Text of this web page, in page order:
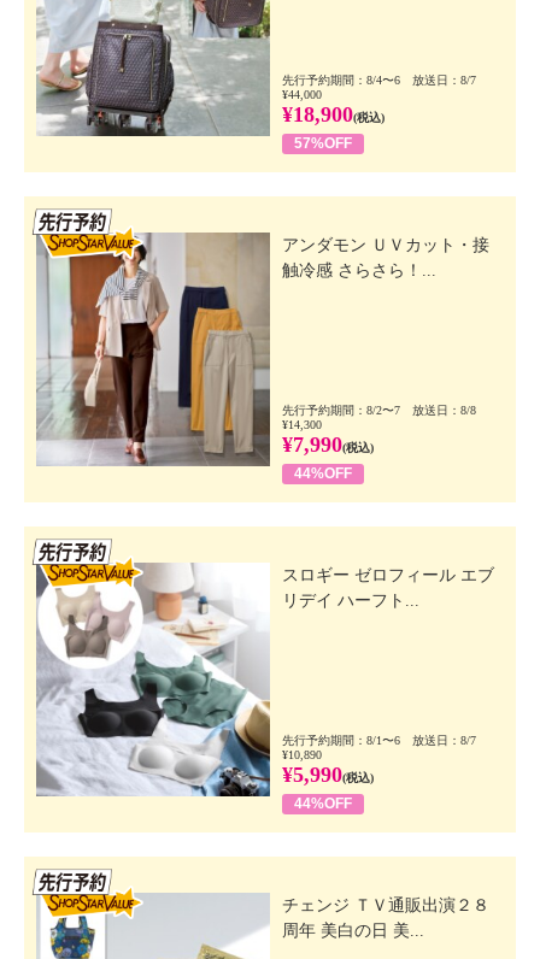
先行予約期間：8/4〜6 放送日：8/7
¥44,000
¥18,900(税込)
57%OFF
アンダモン ＵＶカット・接
触冷感 さらさら！...
先行予約期間：8/2〜7 放送日：8/8
¥14,300
¥7,990(税込)
44%OFF
スロギー ゼロフィール エブ
リデイ ハーフト...
先行予約期間：8/1〜6 放送日：8/7
¥10,890
¥5,990(税込)
44%OFF
チェンジ ＴＶ通販出演２８
周年 美白の日 美...